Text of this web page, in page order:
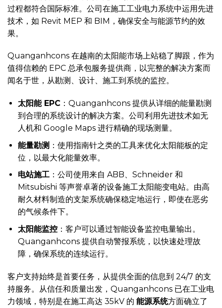
过程都符合国际标准。公司在施工工业电力系统中运用先进
技术，如 Revit MEP 和 BIM，确保安全与能源节约的效
果。
Quanganhcons 在越南的太阳能市场上站稳了脚跟，作为
值得信赖的 EPC 总承包服务提供商，以完整的解决方案而
闻名于世，从勘测、设计、施工到系统的监控。
太阳能 EPC：Quanganhcons 提供从详细的能量勘测
到合理的系统设计的解决方案。公司利用先进技术如无
人机和 Google Maps 进行精确的现场测量。
能量勘测 ：使用指南针之类的工具来优化太阳能板的定
位，以最大化能量效率。
电站施工：公司使用来自 ABB、Schneider 和
Mitsubishi 等声誉卓著的设备施工太阳能变电站。由高
耐久材料制造的支架系统确保稳定地运行，即使在恶劣
的气候条件下。
太阳能监控：客户可以通过智能设备监控电量输出。
Quanganhcons 提供自动警报系统，以快速处理故
障，确保系统的连续运行。
客户支持始终是首要任务，从提供全面的信息到 24/7 的支
持服务。从信任和质量出发，Quanganhcons 已在工业电
力领域，特别是在施工高达 35kV 的 能源系统方面确立了